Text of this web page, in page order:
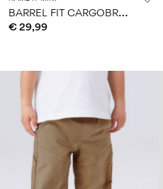
B
ARREL FIT CARGOBROEK
€ 29,99